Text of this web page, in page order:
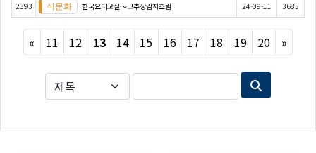
2393 한국요리교실〜고추장감자조림 24-09-11 3685
« Previous
11 12 13 14 15 16 17 18 19 20 »Next